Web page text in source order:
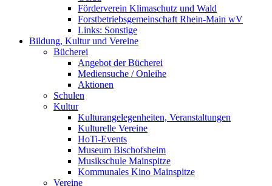
Förderverein Klimaschutz und Wald
Forstbetriebsgemeinschaft Rhein-Main wV
Links: Sonstige
Bildung, Kultur und Vereine
Bücherei
Angebot der Bücherei
Mediensuche / Onleihe
Aktionen
Schulen
Kultur
Kulturangelegenheiten, Veranstaltungen
Kulturelle Vereine
HoTi-Events
Museum Bischofsheim
Musikschule Mainspitze
Kommunales Kino Mainspitze
Vereine